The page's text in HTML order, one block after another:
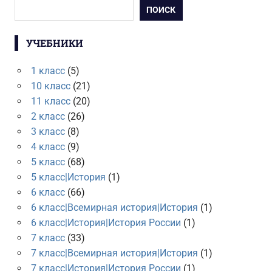
ПОИСК
УЧЕБНИКИ
1 класс(5)
10 класс(21)
11 класс(20)
2 класс(26)
3 класс(8)
4 класс(9)
5 класс(68)
5 класс|История (1)
6 класс(66)
6 класс|Всемирная история|История (1)
6 класс|История|История России (1)
7 класс(33)
7 класс|Всемирная история|История (1)
7 класс|История|История России (1)